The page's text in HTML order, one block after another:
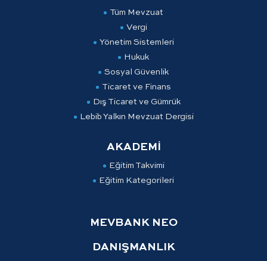
Tüm Mevzuat
Vergi
Yönetim Sistemleri
Hukuk
Sosyal Güvenlik
Ticaret ve Finans
Dış Ticaret ve Gümrük
Lebib Yalkın Mevzuat Dergisi
AKADEMİ
Eğitim Takvimi
Eğitim Kategorileri
MEVBANK NEO
DANIŞMANLIK